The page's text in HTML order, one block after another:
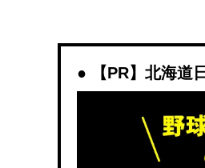
【PR】北海道